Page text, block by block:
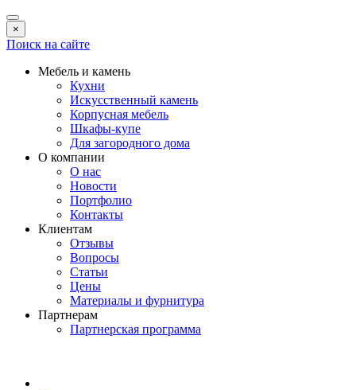
×
Поиск на сайте
Мебель и камень
Кухни
Искусственный камень
Корпусная мебель
Шкафы-купе
Для загородного дома
О компании
О нас
Новости
Портфолио
Контакты
Клиентам
Отзывы
Вопросы
Статьи
Цены
Материалы и фурнитура
Партнерам
Партнерская программа